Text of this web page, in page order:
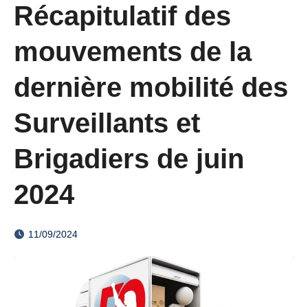
Récapitulatif des
mouvements de la
dernière mobilité des
Surveillants et
Brigadiers de juin
2024
11/09/2024